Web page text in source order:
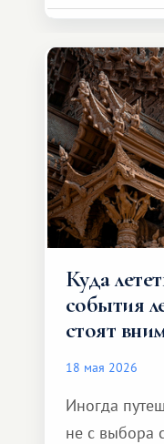
значительно
и Африка —
способен
формат
Куда
события
стоят
18 мая 2026
Иногда
не с выбора